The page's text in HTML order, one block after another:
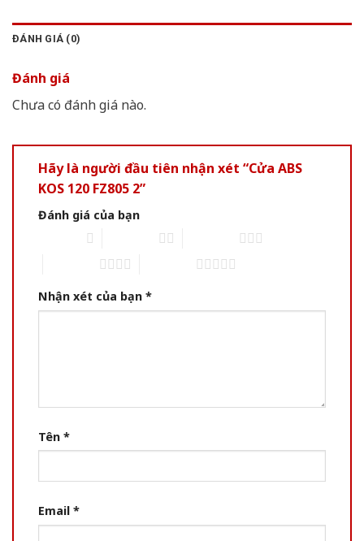
ĐÁNH GIÁ (0)
Đánh giá
Chưa có đánh giá nào.
Hãy là người đầu tiên nhận xét “Cửa ABS
KOS 120 FZ805 2”
Đánh giá của bạn
Nhận xét của bạn *
Tên *
Email *